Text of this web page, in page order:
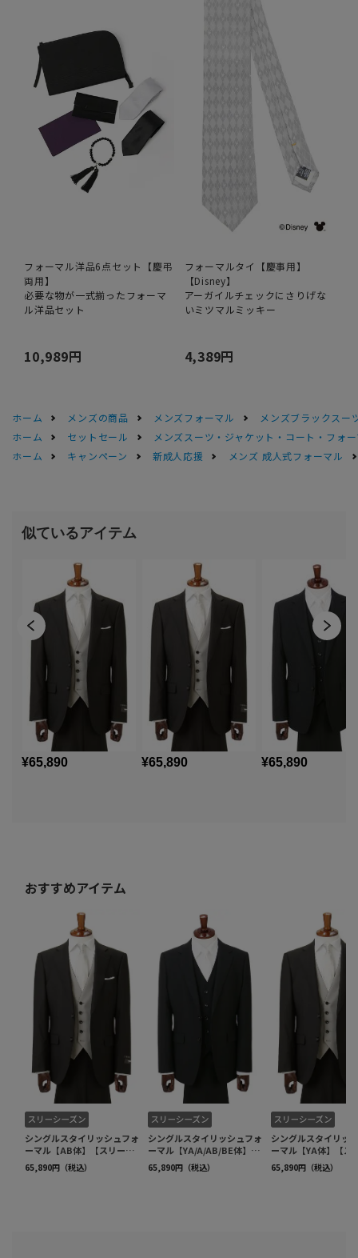
フォーマル洋品6点セット【慶弔
両用】
必要な物が一式揃ったフォーマ
ル洋品セット
10,989円
フォーマルタイ【慶事用】
【Disney】
アーガイルチェックにさりげな
いミツマルミッキー
4,389円
ホーム メンズの商品 メンズフォーマル
メンズブラックスー
ホーム
セットセール
メンズスーツ・ジャケット・コート・フォ
ホーム
キャンペーン 新成人応援 メンズ 成人式フォーマル